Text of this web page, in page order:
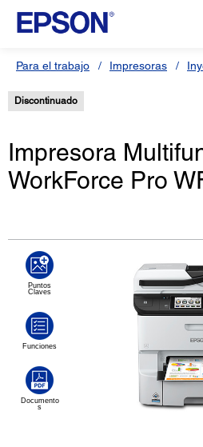
Para el trabajo Impresoras
Discontinuado
Impresora
WorkForce Pro